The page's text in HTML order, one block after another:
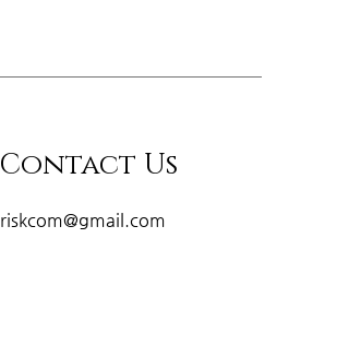
Contact Us
riskcom@gmail.com